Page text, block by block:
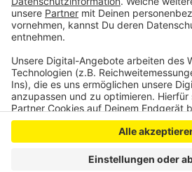
Anzeige
Anzeige